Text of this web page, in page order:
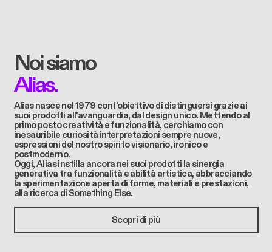
Noi siamo
Alias.
Alias ​​nasce nel 1979 con l'obiettivo di distinguersi grazie ai
suoi prodotti all'avanguardia, dal design unico. Mettendo al
primo posto creatività e funzionalità, cerchiamo con
inesauribile curiosità interpretazioni sempre nuove,
espressioni del nostro spirito visionario, ironico e
postmoderno.
Oggi, Alias instilla ancora nei suoi prodotti la sinergia
generativa tra funzionalità e abilità artistica, abbracciando
la sperimentazione aperta di forme, materiali e prestazioni,
alla ricerca di Something Else.
Scopri di più